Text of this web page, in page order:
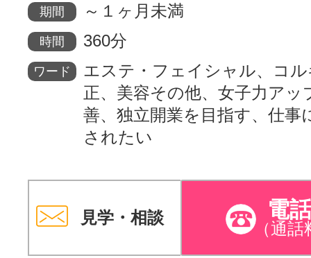
期間 ～１ヶ月未満
時間 360分
ワード
エステ・フェイシャル、コ
正、美容その他、女子力アッ
善、独立開業を目指す、仕事
されたい
見学・相談 電
（通話